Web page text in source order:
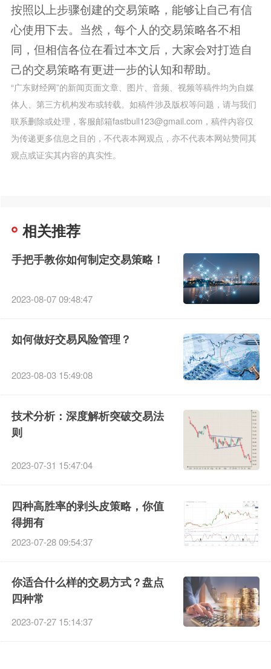
按照以上步骤创建的交易策略，能够让自己有信
心使用下去。当然，每个人的交易策略各不相
同，但相信各位在看过本文后，大家会对打造自
己的交易策略有更进一步的认知和帮助。
“广东财经网”的新闻页面文章、图片、音频、视频等稿件均为自媒
体人、第三方机构发布或转载。如稿件涉及版权等问题，请与我们
联系删除或处理，客服邮箱fastbull123@gmail.com，稿件内容仅
为传递更多信息之目的，不代表本网观点，亦不代表本网站赞同其
观点或证实其内容的真实性。
相关推荐
手把手教你如何制定交易策略！
2023-08-07 09:48:47
如何做好交易风险管理？
2023-08-03 15:49:08
技术分析：深度解析突破交易法
则
2023-07-31 15:47:04
四种高胜率的剥头皮策略，你值
得拥有
2023-07-28 09:54:37
你适合什么样的交易方式？盘点
四种常
2023-07-27 15:14:37